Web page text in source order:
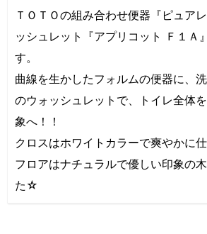
ＴＯＴＯの組み合わせ便器『ピュア
ッシュレット『アプリコット Ｆ１Ａ
す。
曲線を生かしたフォルムの便器に、
のウォッシュレットで、トイレ全体
象へ！！
クロスはホワイトカラーで爽やかに
フロアはナチュラルで優しい印象の
た☆